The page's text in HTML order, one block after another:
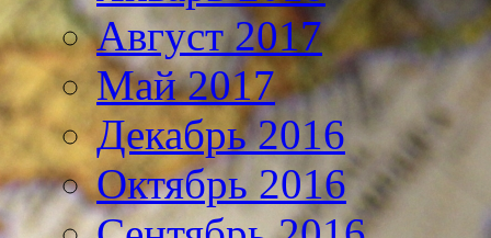
Август 2017
Май 2017
Декабрь 2016
Октябрь 2016